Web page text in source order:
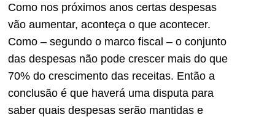
Como nos próximos anos certas despesas
vão aumentar, aconteça o que acontecer.
Como – segundo o marco fiscal – o conjunto
das despesas não pode crescer mais do que
70% do crescimento das receitas. Então a
conclusão é que haverá uma disputa para
saber quais despesas serão mantidas e